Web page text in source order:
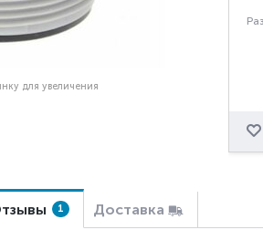
для увеличения
1 Доставка